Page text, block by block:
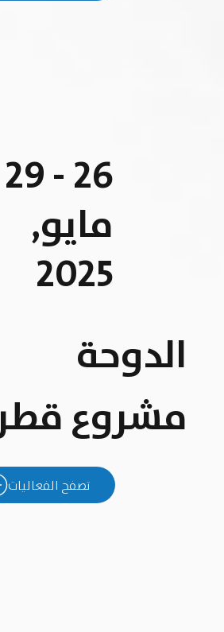
26 - 29
مايو,
2025
الدوحة
مشروع قطر 2025
تصفح الفعاليات